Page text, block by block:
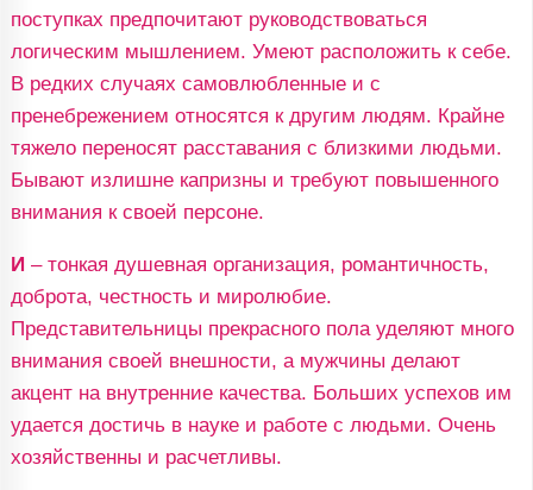
поступках предпочитают руководствоваться
логическим мышлением. Умеют расположить к себе.
В редких случаях самовлюбленные и с
пренебрежением относятся к другим людям. Крайне
тяжело переносят расставания с близкими людьми.
Бывают излишне капризны и требуют повышенного
внимания к своей персоне.
И – тонкая душевная организация, романтичность,
доброта, честность и миролюбие.
Представительницы прекрасного пола уделяют много
внимания своей внешности, а мужчины делают
акцент на внутренние качества. Больших успехов им
удается достичь в науке и работе с людьми. Очень
хозяйственны и расчетливы.